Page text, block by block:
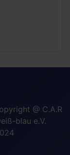
@ C.A.R
blau e.V.